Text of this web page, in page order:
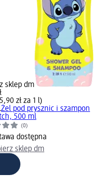
sklep dm
zł za 1 l)
Żel pod prysznic i szampon
500 ml
(0)
dostępna
sklep dm